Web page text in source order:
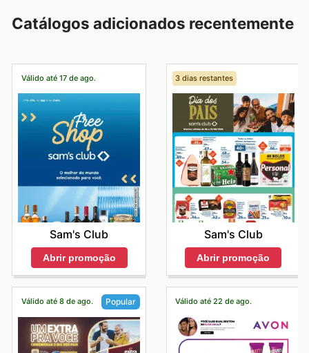
Catálogos adicionados recentemente
Válido até 17 de ago.
Sam's Club
Abrir promoção
3 dias restantes
Sam's Club
Abrir promoção
Válido até 8 de ago. Popular Válido até 22 de ago.